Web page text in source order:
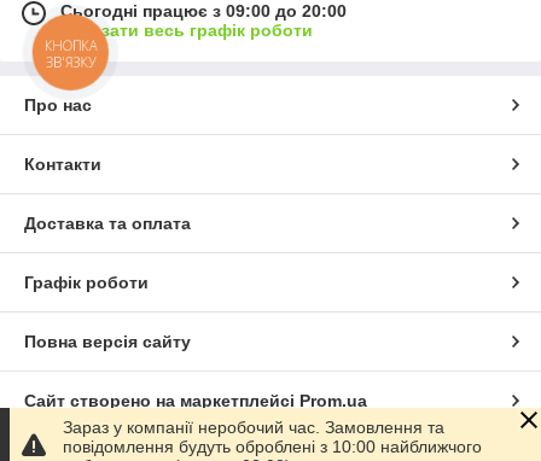
Сьогодні працює з 09:00 до 20:00
Показати весь графік роботи
Про нас
Контакти
Доставка та оплата
Графік роботи
Повна версія сайту
Сайт створено на маркетплейсі Prom.ua
Зараз у компанії неробочий час. Замовлення та
повідомлення будуть оброблені з 10:00 найближчого
КНОПКА
ЗВ'ЯЗКУ